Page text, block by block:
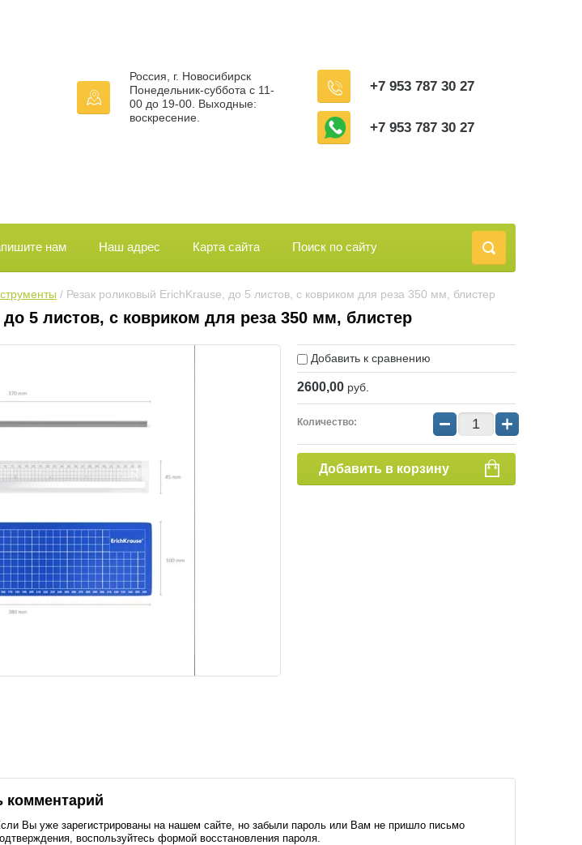
+7 953 787 30 27
+7 953 787 30 27
Россия, г. Новосибирск
Понедельник-суббота с 11-
00 до 19-00. Выходные:
воскресение.
нам Наш адрес Карта сайта Поиск по сайту
/ Резак роликовый ErichKrause, до 5 листов, с ковриком для реза 350 мм, блистер
5 листов, с ковриком для реза 350 мм, блистер
Добавить к сравнению
2600,00 руб.
Количество: − +
Добавить в корзину
комментарий
Вы уже зарегистрированы на нашем сайте, но забыли пароль или Вам не пришло письмо
воспользуйтесь формой восстановления пароля.